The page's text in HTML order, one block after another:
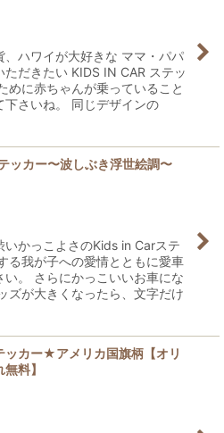
、ハワイが大好きな ママ・パパ
ただきたい KIDS IN CAR ステッ
めに赤ちゃんが乗っていること
下さいね。 同じデザインの
ッカー〜波しぶき浮世絵調〜
いかっこよさのKids in Carステ
る我が子への愛情とともに愛車
い。 さらにかっこいいお車にな
ズが大きくなったら、文字だけ
ッカー★アメリカ国旗柄【オリ
料】